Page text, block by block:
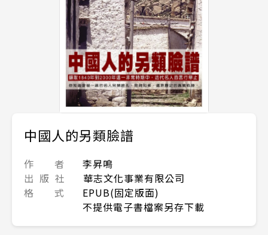
中國人的另類臉譜
作 者
李昇鳴
出 版 社
華志文化事業有限公司
格 式
EPUB(固定版面)
不提供電子書檔案另存下載